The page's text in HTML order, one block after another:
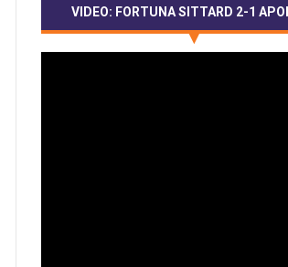
VIDEO: FORTUNA SITTARD 2-1